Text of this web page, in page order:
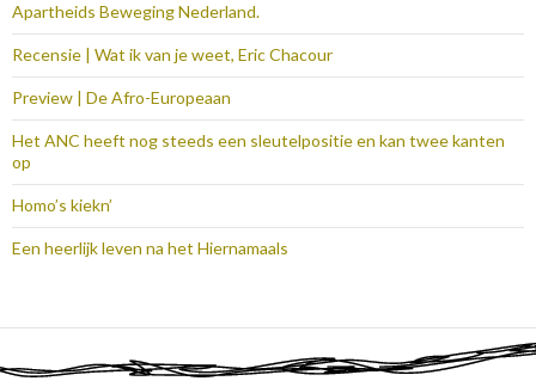
Apartheids Beweging Nederland.
Recensie | Wat ik van je weet, Eric Chacour
Preview | De Afro-Europeaan
Het ANC heeft nog steeds een sleutelpositie en kan twee kanten
op
Homo’s kiekn’
Een heerlijk leven na het Hiernamaals